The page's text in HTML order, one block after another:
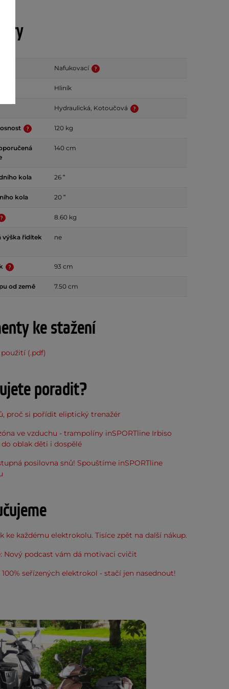
Nafukovací
Hliník
Hydraulická, Kotoučová
120 kg
140 cm
kola 26 ʺ
kola 20 ʺ
8.60 kg
výška řidítek ne
93 cm
od země 7.50 cm
ke stažení
(.pdf)
poradit?
proč si pořídit eliptický trenažér
ve vzduchu - trampolíny inSPORTline Irbiso
oblak děti i dospělé
posilovna snů! Spouštíme inSPORTline
ke každému elektrokolu. Tisíce zpět na další nákup.
Nový podcast vám dá motivaci cvičit
seřízených elektrokol - stačí jen nasednout!